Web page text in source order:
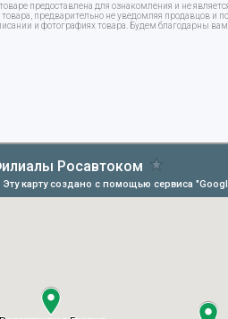
предоставлена для ознакомления и не
предварительно не уведомляя продавцов и
и фотографиях товара. Будем благодарны